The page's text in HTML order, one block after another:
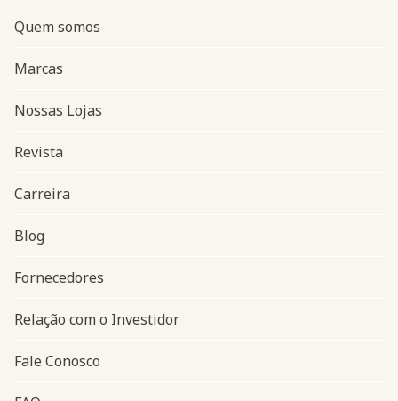
Navegação do rodapé
Quem somos
Marcas
Nossas Lojas
Revista
Carreira
Blog
Fornecedores
Relação com o Investidor
Fale Conosco